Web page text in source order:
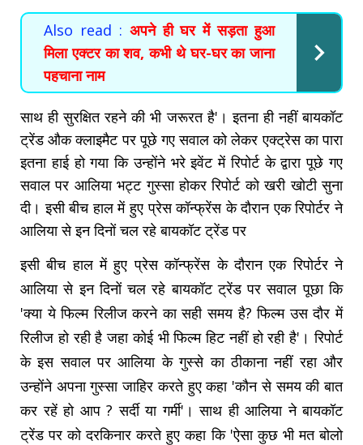
Also read : अपने ही घर में सड़ता हुआ
मिला एक्टर का शव, कभी थे घर-घर का जाना
पहचाना नाम
साथ ही सुरक्षित रहने की भी जरूरत है'। इतना ही नहीं बायकॉट
ट्रेंड औक क्लाइमैट पर पूछे गए सवाल को लेकर एक्ट्रेस का पारा
इतना हाई हो गया कि उन्होंने भरे इवेंट में रिपोर्ट के द्वारा पूछे गए
सवाल पर आलिया भट्ट गुस्सा होकर रिपोर्ट को खरी खोटी सुना
दी। इसी बीच हाल में हुए प्रेस कॉन्फ्रेंस के दौरान एक रिपोर्टर ने
आलिया से इन दिनों चल रहे बायकॉट ट्रेंड पर
इसी बीच हाल में हुए प्रेस कॉन्फ्रेंस के दौरान एक रिपोर्टर ने
आलिया से इन दिनों चल रहे बायकॉट ट्रेंड पर सवाल पूछा कि
'क्या ये फिल्म रिलीज करने का सही समय है? फिल्म उस दौर में
रिलीज हो रही है जहा कोई भी फिल्म हिट नहीं हो रही है'। रिपोर्ट
के इस सवाल पर आलिया के गुस्से का ठीकाना नहीं रहा और
उन्होंने अपना गुस्सा जाहिर करते हुए कहा 'कौन से समय की बात
कर रहें हो आप ? सर्दी या गर्मी'। साथ ही आलिया ने बायकॉट
ट्रेंड पर को दरकिनार करते हुए कहा कि 'ऐसा कुछ भी मत बोलो